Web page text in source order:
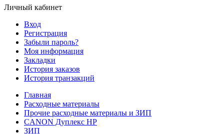
Личный кабинет
Вход
Регистрация
Забыли пароль?
Моя информация
Закладки
История заказов
История транзакций
Главная
Расходные материалы
Прочие расходные материалы и ЗИП
CANON Дуплекс HP
ЗИП